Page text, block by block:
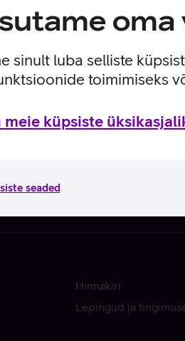
oma
sinult luba selliste
toimimiseks
meie küpsiste
seaded
Hinnakiri
Lepingud ja